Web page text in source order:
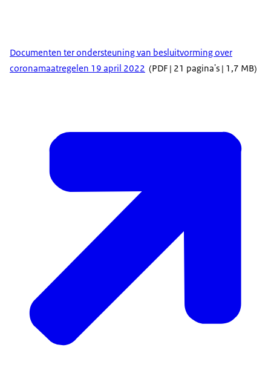
Documenten ter ondersteuning van besluitvorming over
coronamaatregelen 19 april 2022 (PDF | 21 pagina's | 1,7 MB)